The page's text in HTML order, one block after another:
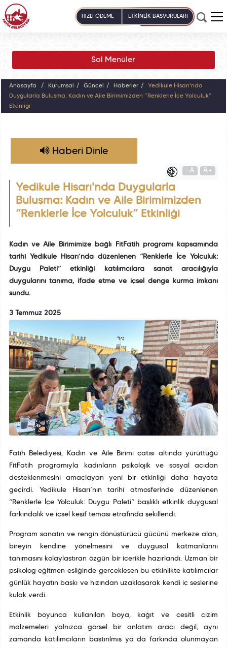
HIZLI ÖDEME ETKİNLİK BAŞVURULARI
Sol Menüler
Anasayfa Kurumsal Güncel Haberler
Yedikule Hisarı'nda
Duygularla Buluşma: Kadın ve Aile Birimimizden “Renklerle İçe Yolculuk”
Etkinliği
Haberi Dinle
-A A+
Yedikule Hisarı'nda Duygularla
Buluşma: Kadın ve Aile Birimimizden
“Renklerle İçe Yolculuk” Etkinliği
Kadın ve Aile Birimimize bağlı FitFatih programı kapsamında
tarihî Yedikule Hisarı’nda düzenlenen “Renklerle İçe Yolculuk:
Duygu Paleti” etkinliği katılımcılara sanat aracılığıyla
duygularını tanıma, ifade etme ve içsel denge kurma imkanı
sundu.
3 Temmuz 2025
Fatih Belediyesi, Kadın ve Aile Birimi çatısı altında yürüttüğü
FitFatih programıyla kadınların psikolojik ve sosyal açıdan
desteklenmesini amaçlayan yeni bir etkinliği daha hayata
geçirdi. Yedikule Hisarı’nın tarihî atmosferinde düzenlenen
“Renklerle İçe Yolculuk: Duygu Paleti” başlıklı etkinlik duygusal
farkındalık ve içsel keşif teması etrafında şekillendi.
Program sanatın ve rengin dönüştürücü gücünü merkeze alan,
bireyin kendine yönelmesini ve duygusal katmanlarını
tanımasını kolaylaştıran özgün bir içerikle hazırlandı. Uzman bir
psikolog eğitmen eşliğinde gerçekleşen bu etkinlikte katılımcılar
günlük hayatın baskı ve hızından uzaklaşarak kendi iç seslerine
kulak verdi.
Etkinlik boyunca kullanılan boya, kağıt ve çeşitli çizim
malzemeleri yalnızca görsel bir anlatım aracı değil, aynı
zamanda katılımcıların bastırılmış ya da farkında olunmayan